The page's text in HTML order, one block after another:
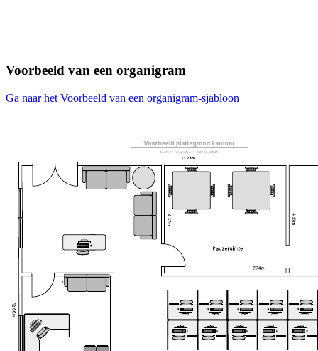
Voorbeeld van een organigram
Ga naar het Voorbeeld van een organigram-sjabloon